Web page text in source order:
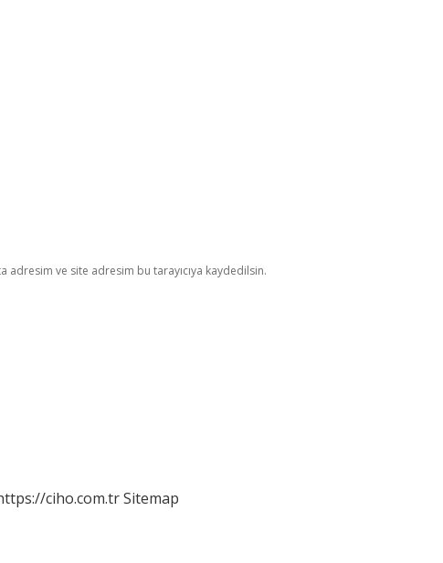
adresim ve site adresim bu tarayıcıya kaydedilsin.
ciho.com.trSitemap